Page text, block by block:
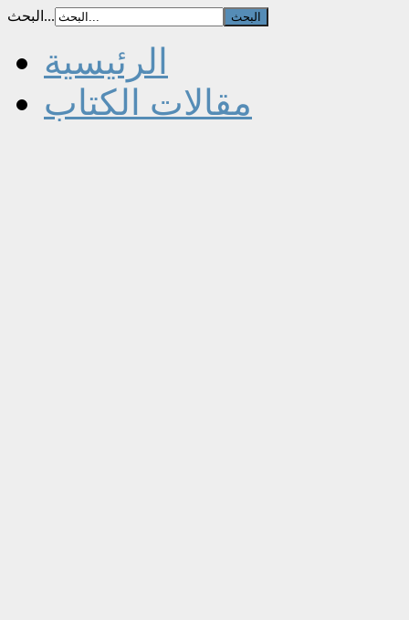
البحث...
الرئيسية
مقالات الكتاب